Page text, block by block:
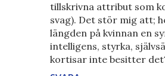
tillskrivna attribut som
svag). Det stör mig att;
längden på kvinnan en
intelligens, styrka,
kortisar inte besitter